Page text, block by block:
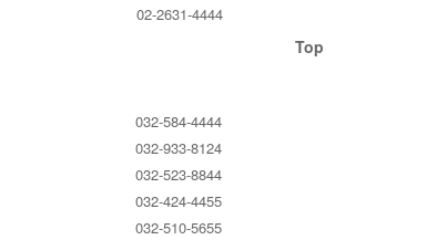
02-2631-4444
Top
032-584-4444
032-933-8124
032-523-8844
032-424-4455
032-510-5655